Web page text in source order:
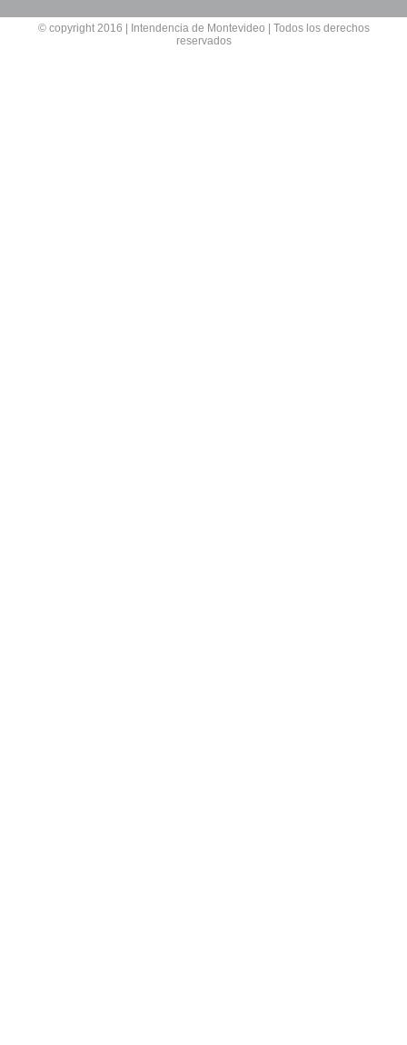
© copyright 2016 | Intendencia de Montevideo | Todos los derechos
reservados